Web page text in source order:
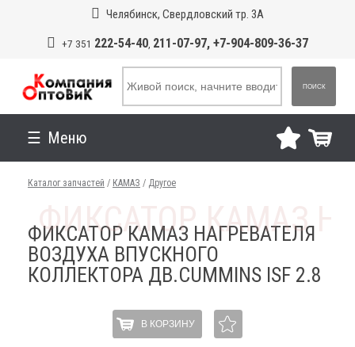
Челябинск, Свердловский тр. 3А
+7 351 222-54-40, 211-07-97, +7-904-809-36-37
ПОИСК
Меню
Каталог запчастей / КАМАЗ / Другое
ФИКСАТОР КАМАЗ НАГРЕВАТЕЛЯ
ВОЗДУХА ВПУСКНОГО
КОЛЛЕКТОРА ДВ.CUMMINS ISF 2.8
В КОРЗИНУ